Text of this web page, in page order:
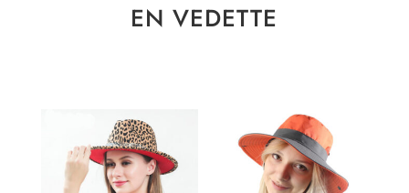
EN VEDETTE